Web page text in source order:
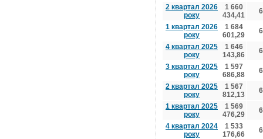
2 квартал 2026
року
1 660
434,41
1 квартал 2026
року
1 684
601,29
4 квартал 2025
року
1 646
143,86
3 квартал 2025
року
1 597
686,88
2 квартал 2025
року
1 567
812,13
1 квартал 2025
року
1 569
476,29
4 квартал 2024
року
1 533
176,66